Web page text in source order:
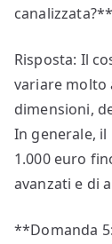
canalizzata?**
Risposta: Il
variare molto
dimensioni,
In generale,
1.000 euro
avanzati e di
**Domanda